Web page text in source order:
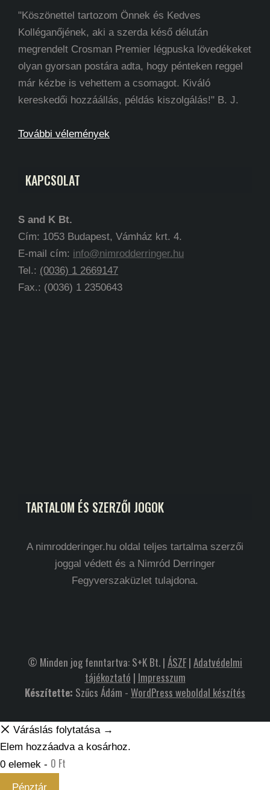
"Köszönettel tartozom Önnek és Kedves
Kolléganőjének, aki a szerda késő délután
megrendelt Crosman Premier légpuska lövedékeket
olyan gyorsan postára adta, hogy pénteken reggel
már kézbe is vehettem a csomagot. Kiváló
kereskedői hozzáállás, példás kiszolgálás!" B. J.
További vélemények
KAPCSOLAT
S and K Bt.
Cím: 1053 Budapest, Vámház krt. 4.
E-mail cím: info@nimrodderringer.hu
Tel.: (0036) 1 2669147
Fax.: (0036) 1 2350643
TARTALOM ÉS SZERZŐI JOGOK
A nimrodderinger.hu oldal teljes tartalma szerzői
joggal védett és a Nimród Derringer
Fegyverszaküzlet tulajdona.
© Minden jog fenntartva: S+K Bt. | ÁSZF| Adatvédelmi
tájékoztató | Impresszum
Készítette: Szűcs Ádám - WordPress weboldal készítés
Váráslás folytatása →
Elem hozzáadva a kosárhoz.
0 elemek - 0 Ft
Pénztár